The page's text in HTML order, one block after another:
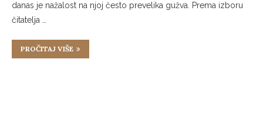
danas je nažalost na njoj često prevelika gužva. Prema izboru
čitatelja …
PROČITAJ VIŠE